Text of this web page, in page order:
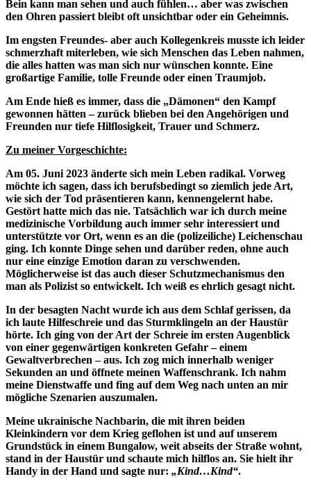
Bein kann man sehen und auch fühlen… aber was zwischen
den Ohren passiert bleibt oft unsichtbar oder ein Geheimnis.
Im engsten Freundes- aber auch Kollegenkreis musste ich leider
schmerzhaft miterleben, wie sich Menschen das Leben nahmen,
die alles hatten was man sich nur wünschen konnte. Eine
großartige Familie, tolle Freunde oder einen Traumjob.
Am Ende hieß es immer, dass die „Dämonen“ den Kampf
gewonnen hätten – zurück blieben bei den Angehörigen und
Freunden nur tiefe Hilflosigkeit, Trauer und Schmerz.
Zu meiner Vorgeschichte:
Am 05. Juni 2023 änderte sich mein Leben radikal. Vorweg
möchte ich sagen, dass ich berufsbedingt so ziemlich jede Art,
wie sich der Tod präsentieren kann, kennengelernt habe.
Gestört hatte mich das nie. Tatsächlich war ich durch meine
medizinische Vorbildung auch immer sehr interessiert und
unterstützte vor Ort, wenn es an die (polizeiliche) Leichenschau
ging. Ich konnte Dinge sehen und darüber reden, ohne auch
nur eine einzige Emotion daran zu verschwenden.
Möglicherweise ist das auch dieser Schutzmechanismus den
man als Polizist so entwickelt. Ich weiß es ehrlich gesagt nicht.
In der besagten Nacht wurde ich aus dem Schlaf gerissen, da
ich laute Hilfeschreie und das Sturmklingeln an der Haustür
hörte. Ich ging von der Art der Schreie im ersten Augenblick
von einer gegenwärtigen konkreten Gefahr – einem
Gewaltverbrechen – aus. Ich zog mich innerhalb weniger
Sekunden an und öffnete meinen Waffenschrank. Ich nahm
meine Dienstwaffe und fing auf dem Weg nach unten an mir
mögliche Szenarien auszumalen.
Meine ukrainische Nachbarin, die mit ihren beiden
Kleinkindern vor dem Krieg geflohen ist und auf unserem
Grundstück in einem Bungalow, weit abseits der Straße wohnt,
stand in der Haustür und schaute mich hilflos an. Sie hielt ihr
Handy in der Hand und sagte nur: „Kind…Kind“.